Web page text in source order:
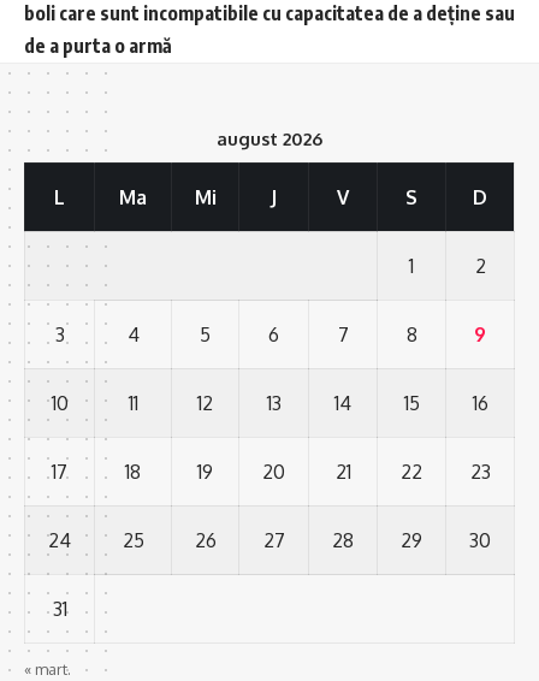
boli care sunt incompatibile cu capacitatea de a deține sau
de a purta o armă
august 2026
L Ma Mi J V S D
1 2
3 4 5 6 7 8 9
10 11 12 13 14 15 16
17 18 19 20 21 22 23
24 25 26 27 28 29 30
31
« mart.